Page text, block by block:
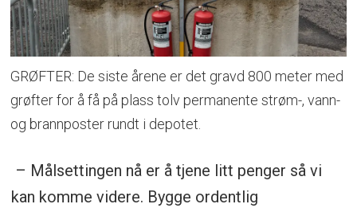
GRØFTER: De siste årene er det gravd 800 meter med
grøfter for å få på plass tolv permanente strøm-, vann-
og brannposter rundt i depotet.
– Målsettingen nå er å tjene litt penger så vi
kan komme videre. Bygge ordentlig